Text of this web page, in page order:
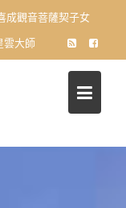
歌〉藝術展
雲大師